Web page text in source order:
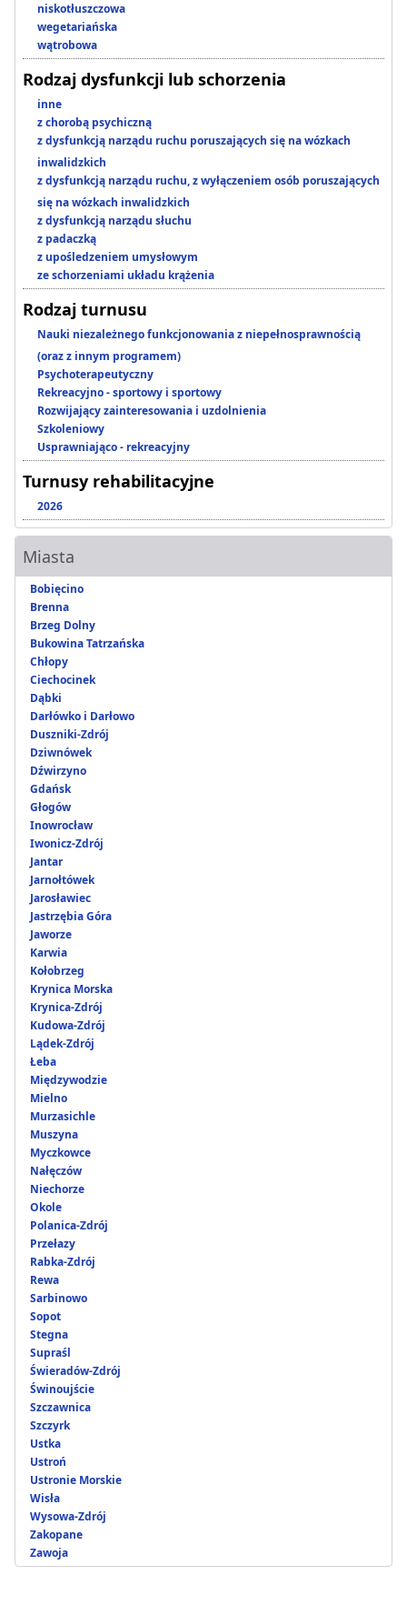
niskotłuszczowa
wegetariańska
wątrobowa
Rodzaj dysfunkcji lub schorzenia
inne
z chorobą psychiczną
z dysfunkcją narządu ruchu poruszających się na wózkach
inwalidzkich
z dysfunkcją narządu ruchu, z wyłączeniem osób poruszających
się na wózkach inwalidzkich
z dysfunkcją narządu słuchu
z padaczką
z upośledzeniem umysłowym
ze schorzeniami układu krążenia
Rodzaj turnusu
Nauki niezależnego funkcjonowania z niepełnosprawnością
(oraz z innym programem)
Psychoterapeutyczny
Rekreacyjno - sportowy i sportowy
Rozwijający zainteresowania i uzdolnienia
Szkoleniowy
Usprawniająco - rekreacyjny
Turnusy rehabilitacyjne
2026
Miasta
Bobięcino
Brenna
Brzeg Dolny
Bukowina Tatrzańska
Chłopy
Ciechocinek
Dąbki
Darłówko i Darłowo
Duszniki-Zdrój
Dziwnówek
Dźwirzyno
Gdańsk
Głogów
Inowrocław
Iwonicz-Zdrój
Jantar
Jarnołtówek
Jarosławiec
Jastrzębia Góra
Jaworze
Karwia
Kołobrzeg
Krynica Morska
Krynica-Zdrój
Kudowa-Zdrój
Lądek-Zdrój
Łeba
Międzywodzie
Mielno
Murzasichle
Muszyna
Myczkowce
Nałęczów
Niechorze
Okole
Polanica-Zdrój
Przełazy
Rabka-Zdrój
Rewa
Sarbinowo
Sopot
Stegna
Supraśl
Świeradów-Zdrój
Świnoujście
Szczawnica
Szczyrk
Ustka
Ustroń
Ustronie Morskie
Wisła
Wysowa-Zdrój
Zakopane
Zawoja